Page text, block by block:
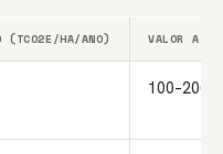
(TCO2E/HA/ANO) VALOR A
100–200